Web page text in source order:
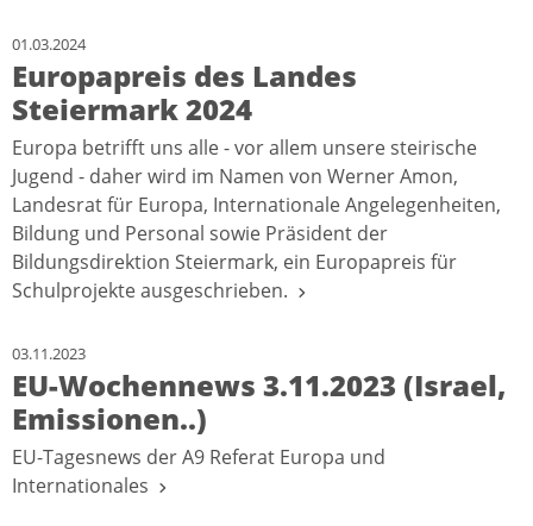
01.03.2024
Europapreis des Landes
Steiermark 2024
Europa betrifft uns alle - vor allem unsere steirische
Jugend - daher wird im Namen von Werner Amon,
Landesrat für Europa, Internationale Angelegenheiten,
Bildung und Personal sowie Präsident der
Bildungsdirektion Steiermark, ein Europapreis für
Schulprojekte ausgeschrieben.
03.11.2023
EU-Wochennews 3.11.2023 (Israel,
Emissionen..)
EU-Tagesnews der A9 Referat Europa und
Internationales